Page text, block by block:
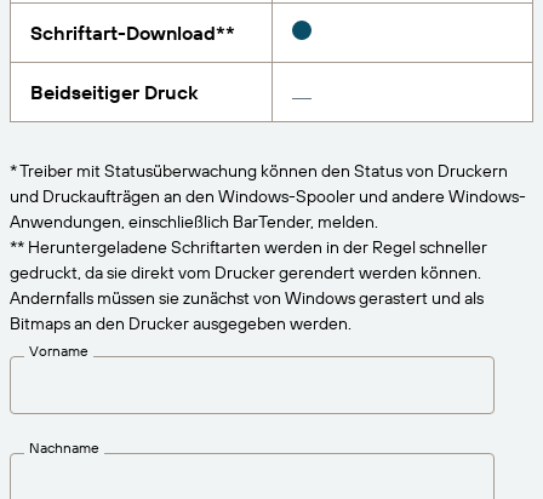
PRODUKT
Kostenlos testen
Technische Daten
Produktregistrierung
Print Connectors
Amazon Transparency
Lösungsübersicht
Über uns
Nachrichten
Reifegradmodell für Etikettierung und
Nachverfolgbarkeit
Erhalten Sie die Unterstützung, die Ihren
Schriftart-Download**
Beidseitiger Druck
* Treiber mit Statusüberwachung können den Status von Druckern
und Druckaufträgen an den Windows-Spooler und andere Windows-
Anwendungen, einschließlich BarTender, melden.
** Heruntergeladene Schriftarten werden in der Regel schneller
gedruckt, da sie direkt vom Drucker gerendert werden können.
Andernfalls müssen sie zunächst von Windows gerastert und als
Bitmaps an den Drucker ausgegeben werden.
Vorname
Nachname